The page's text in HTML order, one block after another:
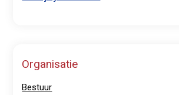
Organisatie
Bestuur